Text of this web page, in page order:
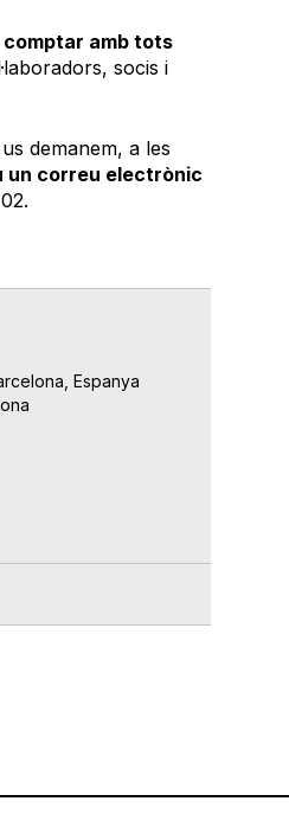
amb tots
socis i
demanem, a les
un correu electrònic
Espanya